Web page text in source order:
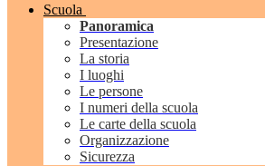
Scuola
Panoramica
Presentazione
La storia
I luoghi
Le persone
I numeri della scuola
Le carte della scuola
Organizzazione
Sicurezza